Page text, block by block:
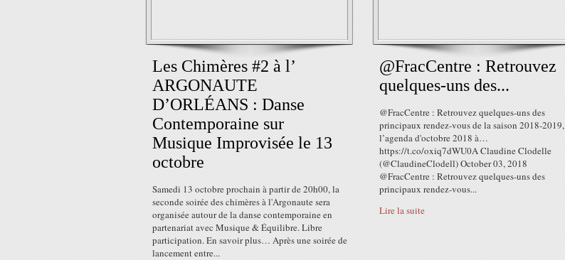
Les Chimères #2 à l’
ARGONAUTE
D’ORLÉANS : Danse
Contemporaine sur
Musique Improvisée le 13
octobre
Samedi 13 octobre prochain à partir de 20h00, la
seconde soirée des chimères à l'Argonaute sera
organisée autour de la danse contemporaine en
partenariat avec Musique & Équilibre. Libre
participation. En savoir plus… Après une soirée de
lancement entre...
@FracCentre : Retrouvez
quelques-uns des...
@FracCentre : Retrouvez quelques-uns des
principaux rendez-vous de la saison 2018-2019,
l’agenda d'octobre 2018 à…
https://t.co/oxiq7dWU0A Claudine Clodelle
(@ClaudineClodell) October 03, 2018
@FracCentre : Retrouvez quelques-uns des
principaux rendez-vous...
Lire la suite